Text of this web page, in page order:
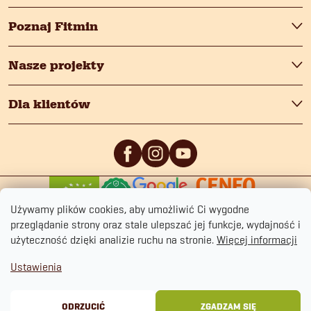
Używamy plików cookies, aby umożliwić Ci wygodne
przeglądanie strony oraz stale ulepszać jej funkcje, wydajność i
użyteczność dzięki analizie ruchu na stronie. Więcej informacji
Ustawienia
ODRZUCIĆ ZGADZAM SIĘ
Poznaj Fitmin
Nasze projekty
Dla klientów
Regulamin sklepuCookies
Copyright 2026